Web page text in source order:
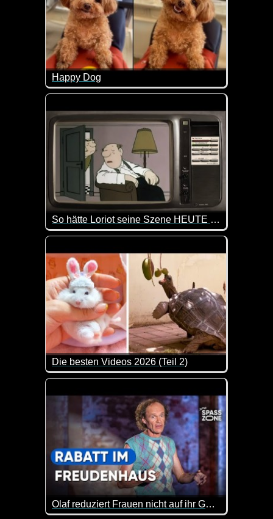
Happy Dog
Hier kommt gute Laune mit diesen fröhlichen
So hätte Loriot seine Szene HEUTE gespielt
Eine Hommage an einen der größten deutschen
Die besten Videos 2026 (Teil 2)
Eine tolle Zusammenstellung von lustigen
Olaf reduziert Frauen nicht auf ihr Geömse